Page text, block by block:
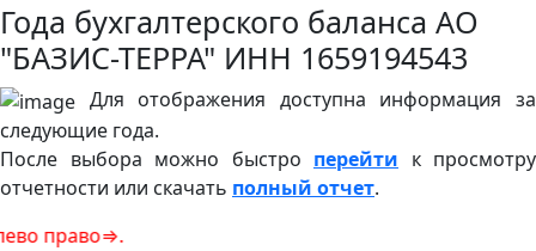
Года бухгалтерского баланса АО
"БАЗИС-ТЕРРА" ИНН 1659194543
Для отображения доступна информация за
следующие года.
После выбора можно быстро перейти к просмотру
отчетности или скачать полный отчет.